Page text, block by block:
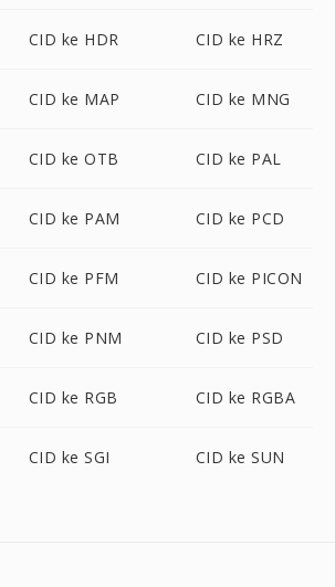
CID ke HDR CID ke HRZ
CID ke MAP CID ke MNG
CID ke OTB CID ke PAL
CID ke PAM CID ke PCD
CID ke PFM CID ke PICON
CID ke PNM CID ke PSD
CID ke RGB CID ke RGBA
CID ke SGI CID ke SUN